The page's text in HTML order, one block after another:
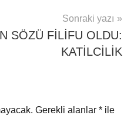
Sonraki yazı
SÖZÜ FİLİFU OLDU:
KATİLCİLİK
Gerekli alanlar * ile